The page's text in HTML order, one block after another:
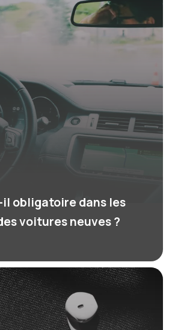
il obligatoire dans les
voitures neuves ?